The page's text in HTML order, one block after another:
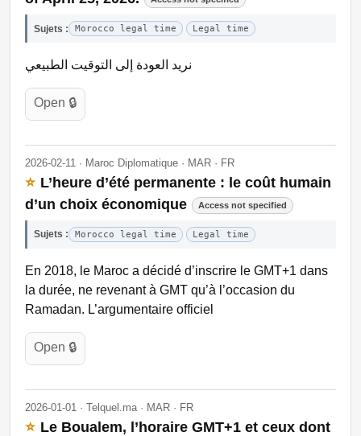
Sujets : Morocco legal time Legal time
نريد العودة إلى التوقيت الطبيعي
Open 🔒
2026-02-11 · Maroc Diplomatique · MAR · FR
⭐ L’heure d’été permanente : le coût humain
d’un choix économique
Access not specified
Sujets : Morocco legal time Legal time
En 2018, le Maroc a décidé d’inscrire le GMT+1 dans
la durée, ne revenant à GMT qu’à l’occasion du
Ramadan. L’argumentaire officiel
Open 🔒
2026-01-01 · Telquel.ma · MAR · FR
⭐ Le Boualem, l’horaire GMT+1 et ceux dont